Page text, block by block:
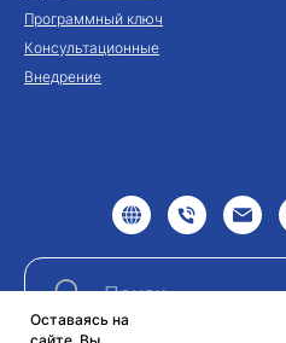
Программный ключ
Консультационные
Внедрение
Оставаясь на